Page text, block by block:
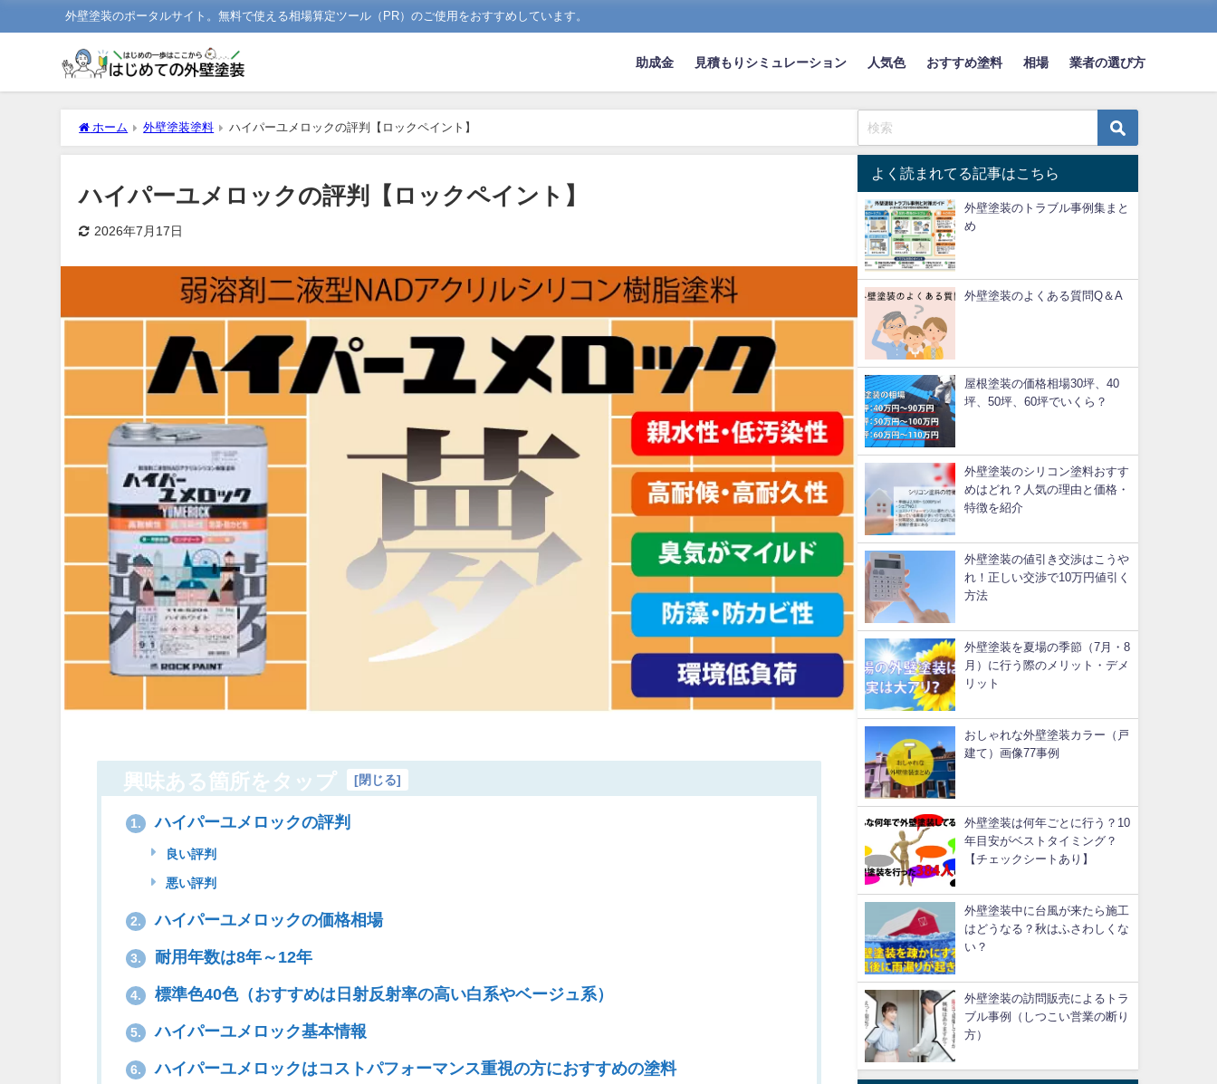
外壁塗装のポータルサイト。無料で使える相場算定ツール（PR）のご使用をおすすめしています。
助成金 見積もりシミュレーション 人気色 おすすめ塗料 相場 業者の選び方
ホーム 外壁塗装塗料 ハイパーユメロックの評判【ロックペイント】
ハイパーユメロックの評判【ロックペイント】
2026年7月17日
興味ある箇所をタップ [閉じる]
1. ハイパーユメロックの評判
良い評判
悪い評判
2. ハイパーユメロックの価格相場
3. 耐用年数は8年～12年
4. 標準色40色（おすすめは日射反射率の高い白系やベージュ系）
5. ハイパーユメロック基本情報
6. ハイパーユメロックはコストパフォーマンス重視の方におすすめの塗料
よく読まれてる記事はこちら
外壁塗装のトラブル事例集まと
め
外壁塗装のよくある質問Q＆A
屋根塗装の価格相場30坪、40
坪、50坪、60坪でいくら？
外壁塗装のシリコン塗料おすす
めはどれ？人気の理由と価格・
特徴を紹介
外壁塗装の値引き交渉はこうや
れ！正しい交渉で10万円値引く
方法
外壁塗装を夏場の季節（7月・8
月）に行う際のメリット・デメ
リット
おしゃれな外壁塗装カラー（戸
建て）画像77事例
外壁塗装は何年ごとに行う？10
年目安がベストタイミング？
【チェックシートあり】
外壁塗装中に台風が来たら施工
はどうなる？秋はふさわしくな
い？
外壁塗装の訪問販売によるトラ
ブル事例（しつこい営業の断り
方）